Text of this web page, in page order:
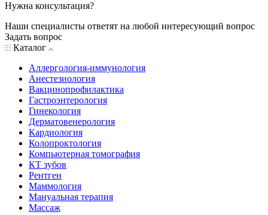
Нужна консультация?
Наши специалисты ответят на любой интересующий вопрос
Задать вопрос
Каталог
Аллергология-иммунология
Анестезиология
Вакцинопрофилактика
Гастроэнтерология
Гинекология
Дерматовенерология
Кардиология
Колопроктология
Компьютерная томография
КТ зубов
Рентген
Маммология
Мануальная терапия
Массаж